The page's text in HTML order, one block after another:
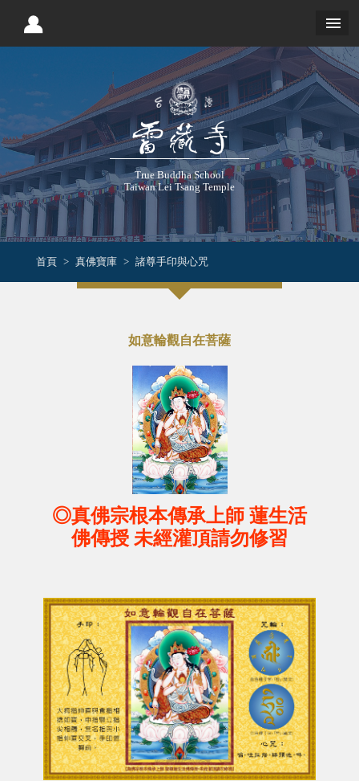
True Buddha School
Taiwan Lei Tsang Temple
首頁 真佛寶庫 諸尊手印與心咒
如意輪觀自在菩薩
◎真佛宗根本傳承上師 蓮生活
佛傳授 未經灌頂請勿修習